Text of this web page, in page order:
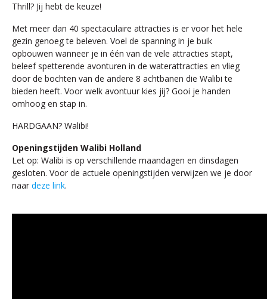
Thrill? Jij hebt de keuze!
Met meer dan 40 spectaculaire attracties is er voor het hele
gezin genoeg te beleven. Voel de spanning in je buik
opbouwen wanneer je in één van de vele attracties stapt,
beleef spetterende avonturen in de waterattracties en vlieg
door de bochten van de andere 8 achtbanen die Walibi te
bieden heeft. Voor welk avontuur kies jij? Gooi je handen
omhoog en stap in.
HARDGAAN? Walibi!
Openingstijden Walibi Holland
Let op: Walibi is op verschillende maandagen en dinsdagen
gesloten. Voor de actuele openingstijden verwijzen we je door
naar deze link.